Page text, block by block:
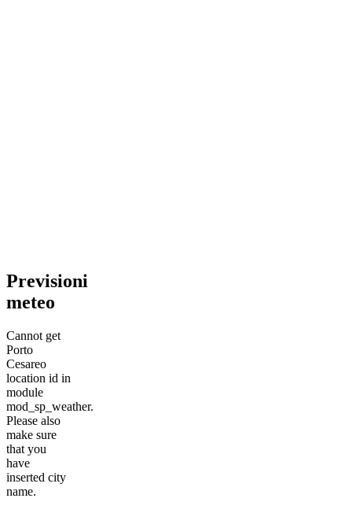
Previsioni
meteo
Cannot get
Porto
Cesareo
location id in
module
mod_sp_weather.
Please also
make sure
that you
have
inserted city
name.